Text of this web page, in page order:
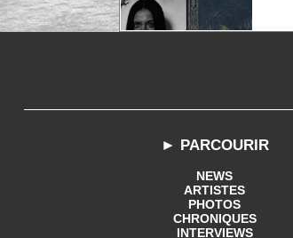
► PARCOURIR
NEWS
ARTISTES
PHOTOS
CHRONIQUES
INTERVIEWS